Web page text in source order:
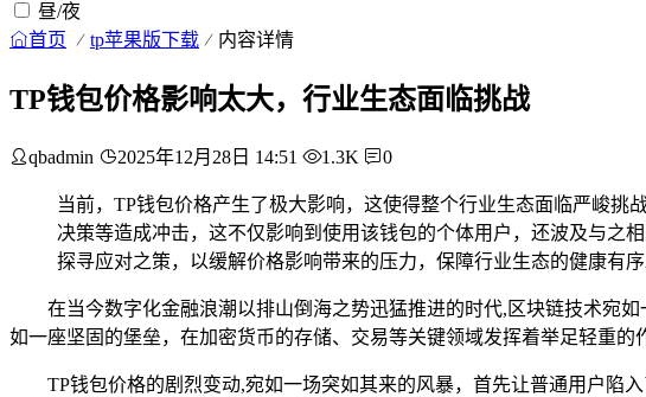
昼/夜
首页 tp苹果版下载 内容详情
TP钱包价格影响太大，行业生态面临挑战
qbadmin 2025年12月28日 14:51 1.3K 0
当前，TP钱包价格产生了极大影响，这使得整个行业生态面临严峻挑
决策等造成冲击，这不仅影响到使用该钱包的个体用户，还波及与之
探寻应对之策，以缓解价格影响带来的压力，保障行业生态的健康有序
在当今数字化金融浪潮以排山倒海之势迅猛推进的时代,区块链技术宛
如一座坚固的堡垒，在加密货币的存储、交易等关键领域发挥着举足轻重
TP钱包价格的剧烈变动,宛如一场突如其来的风暴，首先让普通用户陷